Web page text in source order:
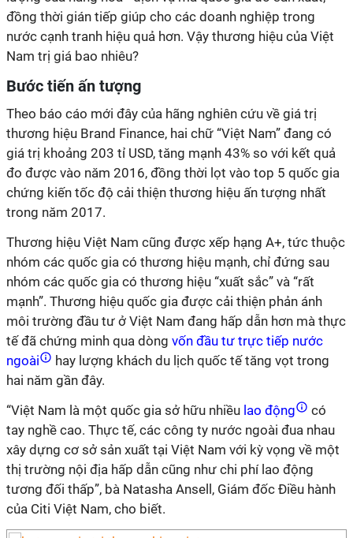
đồng thời gián tiếp giúp cho các doanh nghiệp trong
nước cạnh tranh hiệu quả hơn. Vậy thương hiệu của Việt
Nam trị giá bao nhiêu?
Bước tiến ấn tượng
Theo báo cáo mới đây của hãng nghiên cứu về giá trị
thương hiệu Brand Finance, hai chữ “Việt Nam” đang có
giá trị khoảng 203 tỉ USD, tăng mạnh 43% so với kết quả
đo được vào năm 2016, đồng thời lọt vào top 5 quốc gia
chứng kiến tốc độ cải thiện thương hiệu ấn tượng nhất
trong năm 2017.
Thương hiệu Việt Nam cũng được xếp hạng A+, tức thuộc
nhóm các quốc gia có thương hiệu mạnh, chỉ đứng sau
nhóm các quốc gia có thương hiệu “xuất sắc” và “rất
mạnh”. Thương hiệu quốc gia được cải thiện phản ánh
môi trường đầu tư ở Việt Nam đang hấp dẫn hơn mà thực
tế đã chứng minh qua dòng vốn đầu tư trực tiếp nước
ngoài
hay lượng khách du lịch quốc tế tăng vọt trong
hai năm gần đây.
“Việt Nam là một quốc gia sở hữu nhiều lao động
có
tay nghề cao. Thực tế, các công ty nước ngoài đua nhau
xây dựng cơ sở sản xuất tại Việt Nam với kỳ vọng về một
thị trường nội địa hấp dẫn cũng như chi phí lao động
tương đối thấp”, bà Natasha Ansell, Giám đốc Điều hành
của Citi Việt Nam, cho biết.